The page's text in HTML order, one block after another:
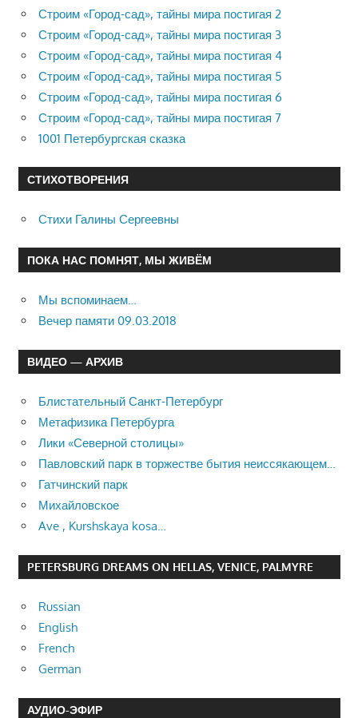
Строим «Город-сад», тайны мира постигая 2
Строим «Город-сад», тайны мира постигая 3
Строим «Город-сад», тайны мира постигая 4
Строим «Город-сад», тайны мира постигая 5
Строим «Город-сад», тайны мира постигая 6
Строим «Город-сад», тайны мира постигая 7
1001 Петербургская сказка
СТИХОТВОРЕНИЯ
Стихи Галины Сергеевны
ПОКА НАС ПОМНЯТ, МЫ ЖИВЁМ
Мы вспоминаем…
Вечер памяти 09.03.2018
ВИДЕО — АРХИВ
Блистательный Санкт-Петербург
Метафизика Петербурга
Лики «Северной столицы»
Павловский парк в торжестве бытия неиссякающем…
Гатчинский парк
Михайловское
Ave , Kurshskaya kosa…
PETERSBURG DREAMS ON HELLAS, VENICE, PALMYRE
Russian
English
French
German
АУДИО-ЭФИР